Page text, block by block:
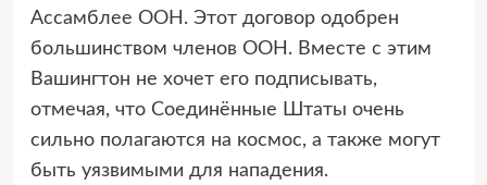
Ассамблее ООН. Этот договор одобрен
большинством членов ООН. Вместе с этим
Вашингтон не хочет его подписывать,
отмечая, что Соединённые Штаты очень
сильно полагаются на космос, а также могут
быть уязвимыми для нападения.